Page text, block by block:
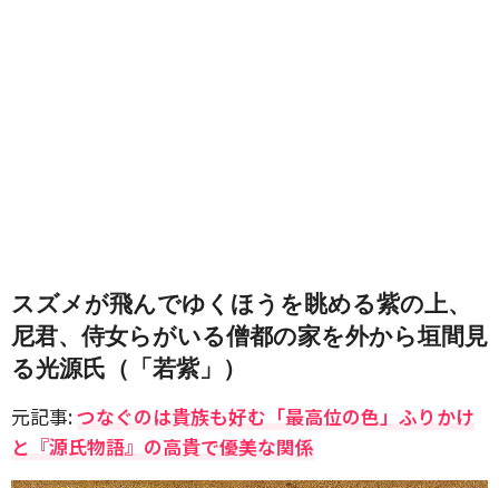
スズメが飛んでゆくほうを眺める紫の上、
尼君、侍女らがいる僧都の家を外から垣間見
る光源氏（「若紫」）
元記事:つなぐのは貴族も好む「最高位の色」ふりかけ
と『源氏物語』の高貴で優美な関係